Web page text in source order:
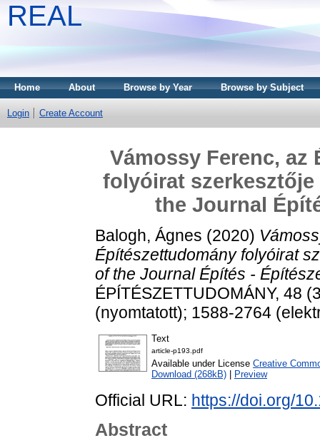
REAL
Home About Browse by Year Browse by Subject
Login Create Account
Vámossy Ferenc, az
folyóirat szerkesztője
the Journal
Balogh, Ágnes (2020)
Építészettudomány folyóirat
of the Journal Építés -
ÉPÍTÉSZETTUDOMÁNY, 48
(nyomtatott); 1588-2764
Text
article-p193.pdf
Available under License Creative
Download (268kB)
Preview
Official URL: https://doi.org/
Abstract